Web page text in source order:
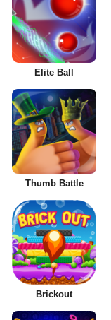
Elite Ball
Thumb Battle
Brickout